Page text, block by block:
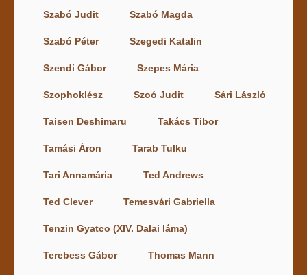
Szabó Judit Szabó Magda
Szabó Péter Szegedi Katalin
Szendi Gábor Szepes Mária
Szophoklész Szoó Judit Sári László
Taisen Deshimaru Takács Tibor
Tamási Áron Tarab Tulku
Tari Annamária Ted Andrews
Ted Clever Temesvári Gabriella
Tenzin Gyatco (XIV. Dalai láma)
Terebess Gábor Thomas Mann